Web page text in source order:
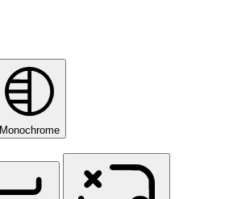
Monochrome